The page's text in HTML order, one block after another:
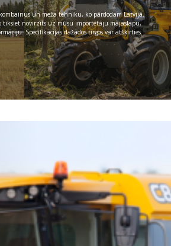
un meža tehniku, ko pārdodam Latvijā.
tiksiet novirzīts uz mūsu importētāju mājaslapu,
Specifikācijas dažādos tirgos var atšķirties.